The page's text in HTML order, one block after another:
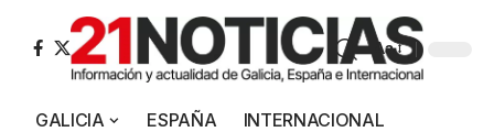
Aa
GALICIA ESPAÑA
INTERNACIONAL